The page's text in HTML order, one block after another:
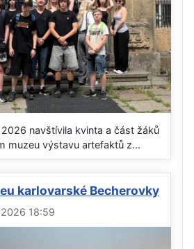
navštívila kvinta a část žáků
muzeu výstavu artefaktů z...
karlovarské Becherovky
18:59